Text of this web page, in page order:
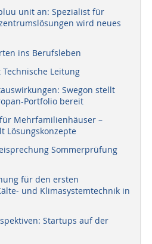
unit an: Spezialist für
wird neues
ins Berufsleben
Leitung
Swegon stellt
Portfolio bereit
Mehrfamilienhäuser –
Lösungskonzepte
Sommerprüfung
für den ersten
und Klimasystemtechnik in
Startups auf der